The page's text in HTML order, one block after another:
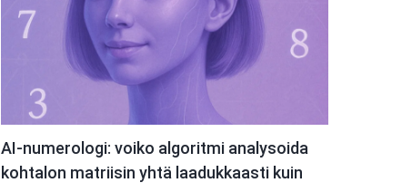
AI-numerologi: voiko algoritmi analysoida
kohtalon matriisin yhtä laadukkaasti kuin